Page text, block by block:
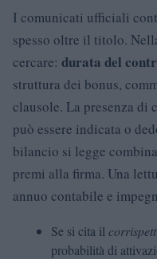
I comunicati ufficiali
spesso oltre il titolo.
cercare: durata del
struttura dei bonus,
clausole. La presenza
può essere indicata o
bilancio si legge
premi alla firma. Una
annuo contabile e
Se si cita il
probabilità di